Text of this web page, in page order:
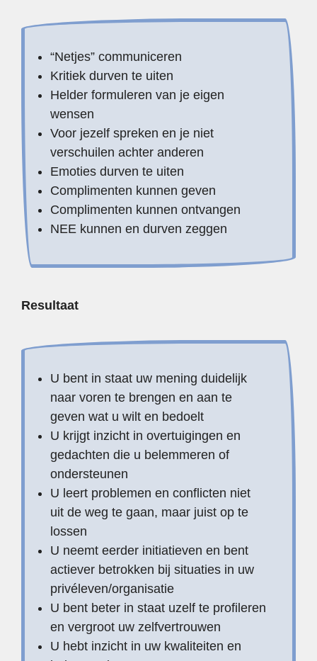
“Netjes” communiceren
Kritiek durven te uiten
Helder formuleren van je eigen
wensen
Voor jezelf spreken en je niet
verschuilen achter anderen
Emoties durven te uiten
Complimenten kunnen geven
Complimenten kunnen ontvangen
NEE kunnen en durven zeggen
Resultaat
U bent in staat uw mening duidelijk
naar voren te brengen en aan te
geven wat u wilt en bedoelt
U krijgt inzicht in overtuigingen en
gedachten die u belemmeren of
ondersteunen
U leert problemen en conflicten niet
uit de weg te gaan, maar juist op te
lossen
U neemt eerder initiatieven en bent
actiever betrokken bij situaties in uw
privéleven/organisatie
U bent beter in staat uzelf te profileren
en vergroot uw zelfvertrouwen
U hebt inzicht in uw kwaliteiten en